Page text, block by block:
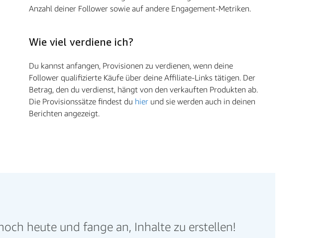
Anzahl deiner Follower sowie auf andere Engagement-Metriken.
Wie viel verdiene ich?
Du kannst anfangen, Provisionen zu verdienen, wenn deine
Follower qualifizierte Käufe über deine Affiliate-Links tätigen. Der
Betrag, den du verdienst, hängt von den verkauften Produkten ab.
Die Provisionssätze findest du hier und sie werden auch in deinen
Berichten angezeigt.
heute und fange an, Inhalte zu erstellen!